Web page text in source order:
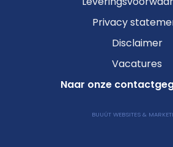
Privacy
Disclaimer
Vacatures
Naar onze
BUUÚT WEBSITES &